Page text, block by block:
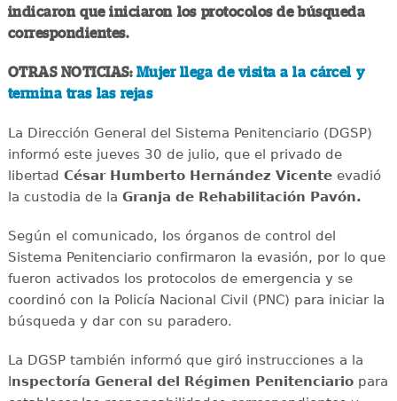
indicaron que iniciaron los protocolos de búsqueda
correspondientes.
OTRAS NOTICIAS: Mujer llega de visita a la cárcel y
termina tras las rejas
La Dirección General del Sistema Penitenciario (DGSP)
informó este jueves 30 de julio, que el privado de
libertad César Humberto Hernández Vicenteevadió
la custodia de la Granja de Rehabilitación Pavón.
Según el comunicado, los órganos de control del
Sistema Penitenciario confirmaron la evasión, por lo que
fueron activados los protocolos de emergencia y se
coordinó con la Policía Nacional Civil (PNC) para iniciar la
búsqueda y dar con su paradero.
La DGSP también informó que giró instrucciones a la
nspectoría General del Régimen Penitenciariopara